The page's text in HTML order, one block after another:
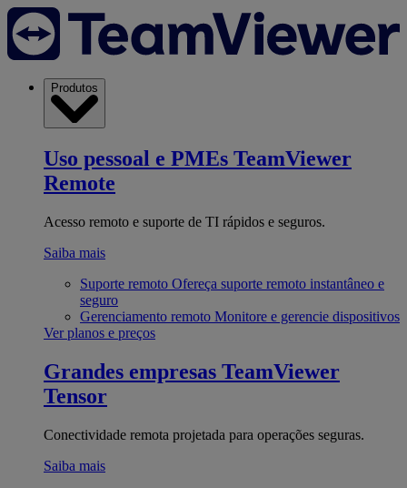
Produtos
Uso pessoal e PMEs TeamViewer
Remote
Acesso remoto e suporte de TI rápidos e seguros.
Saiba mais
Suporte remoto Ofereça suporte remoto instantâneo e
seguro
Gerenciamento remoto Monitore e gerencie dispositivos
Ver planos e preços
Grandes empresas TeamViewer
Tensor
Conectividade remota projetada para operações seguras.
Saiba mais